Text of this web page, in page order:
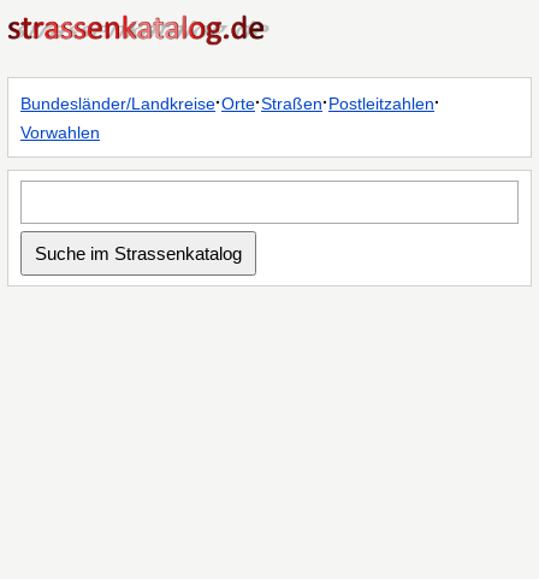
Bundesländer/Landkreise·Orte·Straßen·Postleitzahlen·
Vorwahlen